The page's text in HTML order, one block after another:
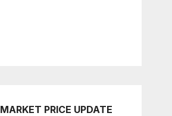
MARKET PRICE UPDATE